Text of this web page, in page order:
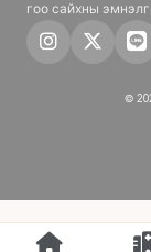
гоо сайхны
©